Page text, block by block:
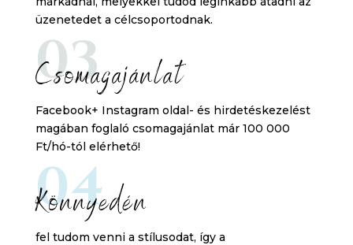
üzenetedet a célcsoportodnak.
03
Csomagajánlat
Facebook+ Instagram oldal- és hirdetéskezelést
magában foglaló csomagajánlat már 100 000
Ft/hó-tól elérhető!
04
Könnyedén
fel tudom venni a stílusodat, így a